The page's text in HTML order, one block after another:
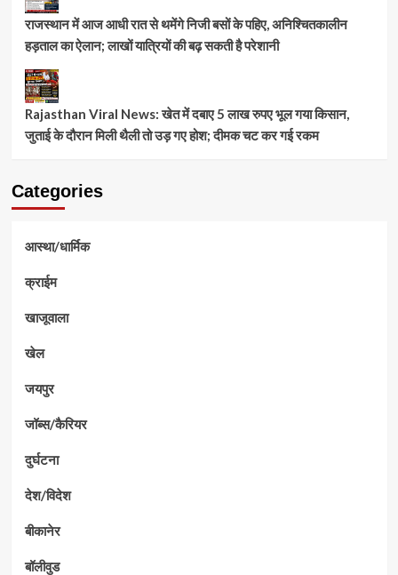
राजस्थान में आज आधी रात से थमेंगे निजी बसों के पहिए, अनिश्चितकालीन
हड़ताल का ऐलान; लाखों यात्रियों की बढ़ सकती है परेशानी
Rajasthan Viral News: खेत में दबाए 5 लाख रुपए भूल गया किसान,
जुताई के दौरान मिली थैली तो उड़ गए होश; दीमक चट कर गई रकम
Categories
आस्था/धार्मिक
क्राईम
खाजूवाला
खेल
जयपुर
जॉब्स/कैरियर
दुर्घटना
देश/विदेश
बीकानेर
बॉलीवुड